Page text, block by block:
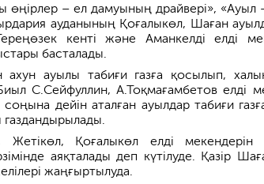
өңірлер – ел дамуының драйвері», «Ауыл –
ауданының Қоғалыкөл, Шаған
кенті және Аманкелді елді
басталады.
ауылы табиғи газға қосылып, халық
С.Сейфуллин, А.Тоқмағамбетов елді
дейін аталған ауылдар табиғи
газдандырылады.
Жетікөл, Қоғалыкөл елді мекендерін
аяқталады деп күтілуде. Қазір
жаңғыртылуда.